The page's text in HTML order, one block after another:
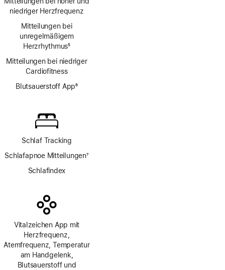
niedriger Herzfrequenz
Mitteilungen bei
unregelmäßigem
Herzrhythmus5
Mitteilungen bei niedriger
Cardio­fitness
Blutsauerstoff App6
Schlaf Tracking
Schlafapnoe Mitteilungen7
Schlafindex
Vitalzeichen App mit
Herzfrequenz,
Atemfrequenz, Temperatur
am Handgelenk,
Blutsauerstoff und